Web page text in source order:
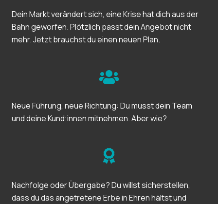
Dein Markt verändert sich, eine Krise hat dich aus der
Bahn geworfen. Plötzlich passt dein Angebot nicht
mehr. Jetzt brauchst du einen neuen Plan.
Neue Führung, neue Richtung: Du musst dein Team
und deine Kund:innen mitnehmen. Aber wie?
Nachfolge oder Übergabe? Du willst sicherstellen,
dass du das angetretene Erbe in Ehren hältst und